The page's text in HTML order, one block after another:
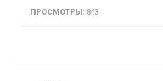
ПРОСМОТРЫ: 843